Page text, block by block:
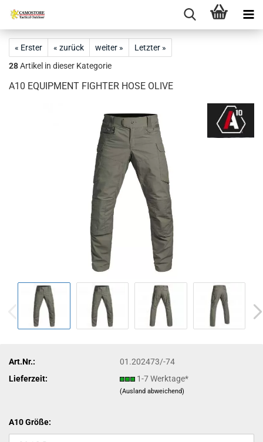
« Erster « zurück weiter »
Letzter »
28Artikel in dieser Kategorie
A10 EQUIPMENT FIGHTER HOSE OLIVE
Art.Nr.:
01.202473/-74
Lieferzeit:
1-7 Werktage*
(Ausland abweichend)
A10 Größe: